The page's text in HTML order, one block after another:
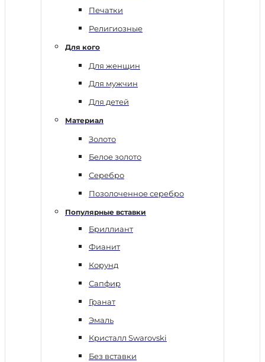
Печатки
Религиозные
Для кого
Для женщин
Для мужчин
Для детей
Материал
Золото
Белое золото
Серебро
Позолоченное серебро
Популярные вставки
Бриллиант
Фианит
Корунд
Сапфир
Гранат
Эмаль
Кристалл Swarovski
Без вставки